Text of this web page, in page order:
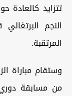
تتزايد كالعادة
النجم
المرتقبة.
وستقام مباراة